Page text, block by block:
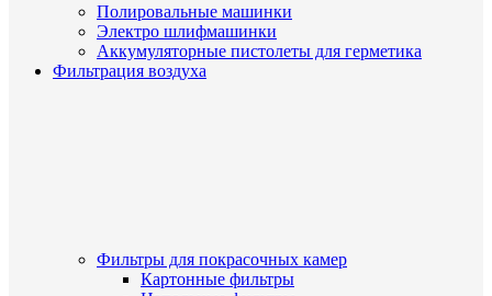
Полировальные машинки
Электро шлифмашинки
Аккумуляторные пистолеты для герметика
Фильтрация воздуха
Фильтры для покрасочных камер
Картонные фильтры